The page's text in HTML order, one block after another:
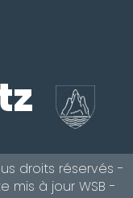
droits réservés -
mis à jour WSB -